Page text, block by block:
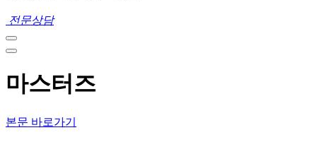
전문상담
마스터즈
본문 바로가기